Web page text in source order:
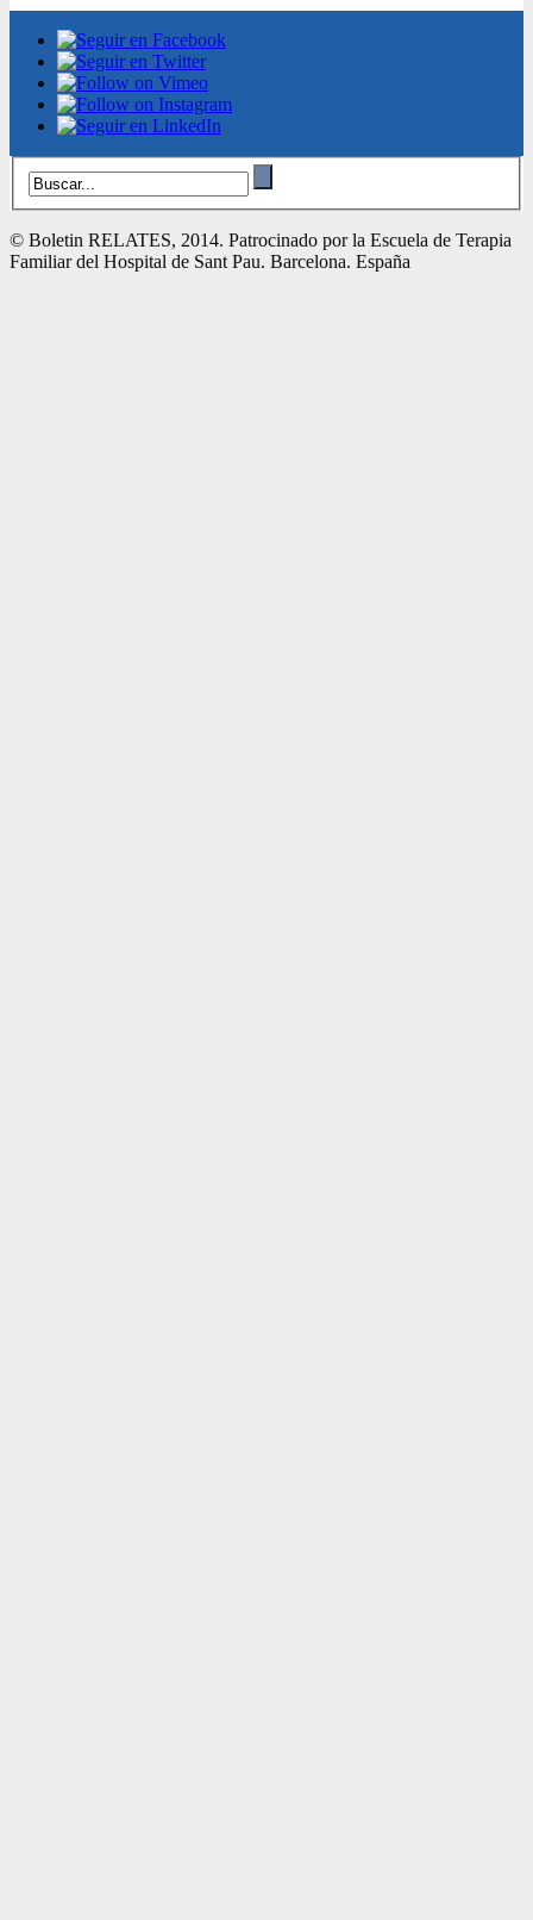
© Boletin RELATES, 2014. Patrocinado por la Escuela de Terapia
Familiar del Hospital de Sant Pau. Barcelona. España